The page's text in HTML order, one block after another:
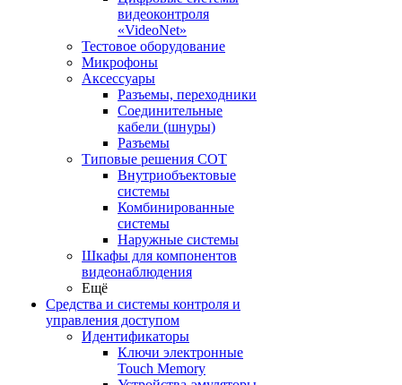
видеоконтроля
«VideoNet»
Тестовое оборудование
Микрофоны
Аксессуары
Разъемы, переходники
Соединительные
кабели (шнуры)
Разъемы
Типовые решения СОТ
Внутриобъектовые
системы
Комбинированные
системы
Наружные системы
Шкафы для компонентов
видеонаблюдения
Ещё
Средства и системы контроля и
управления доступом
Идентификаторы
Ключи электронные
Touch Memory